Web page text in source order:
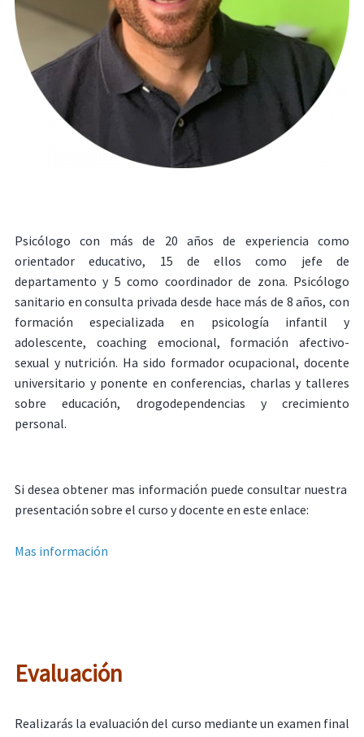
Psicólogo con más de 20 años de experiencia como
orientador educativo, 15 de ellos como jefe de
departamento y 5 como coordinador de zona. Psicólogo
sanitario en consulta privada desde hace más de 8 años, con
formación especializada en psicología infantil y
adolescente, coaching emocional, formación afectivo-
sexual y nutrición. Ha sido formador ocupacional, docente
universitario y ponente en conferencias, charlas y talleres
sobre educación, drogodependencias y crecimiento
personal.
Si desea obtener mas información puede consultar nuestra
presentación sobre el curso y docente en este enlace:
Mas información
Evaluación
Realizarás la evaluación del curso mediante un examen final